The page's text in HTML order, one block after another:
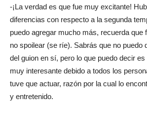
-¡La verdad es que fue muy excitante!
diferencias con respecto a la segunda
puedo agregar mucho más, recuerda que
no spoilear (se ríe). Sabrás que no puedo
del guion en sí, pero lo que puedo decir
muy interesante debido a todos los
tuve que actuar, razón por la cual lo
y entretenido.